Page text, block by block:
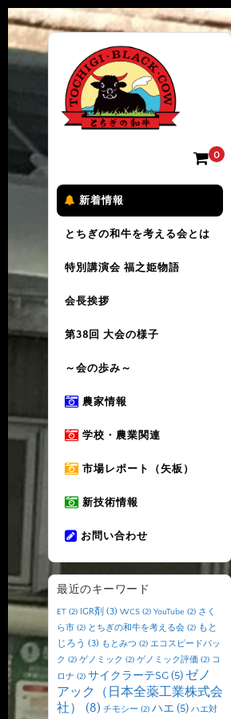
0
新着情報
とちぎの和牛を考える会とは
特別講演会 福之姫物語
会長挨拶
第38回 大会の様子
～会の歩み～
農家情報
学校・農業関連
市場レポート（矢板）
新技術情報
お問い合わせ
最近のキーワード
ET (2) IGR剤 (3) WCS (2) YouTube (2) さく
ら市 (2) とちぎの和牛を考える会 (2) もと
じろう (3) もとみつ (2) エコスピードパッ
ク (2) ゲノミック (2) ゲノミック評価 (2) コ
ロナ (2) サイクラーテSG(5) ゼノ
アック（日本全薬工業株式会
社）
(8) チモシー (2) ハエ (5) ハエ対